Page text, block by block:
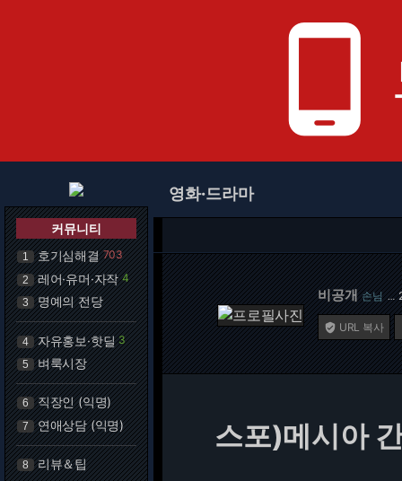
phone_android
커뮤니티
1 호기심해결 703
2 레어·유머·자작 4
3 명예의 전당
4 자유홍보·핫딜 3
5 벼룩시장
6 직장인 (익명)
7 연애상담 (익명)
8 리뷰＆팁
영화·드라마
비공개 손님 …
 URL 복사
스포)메시아